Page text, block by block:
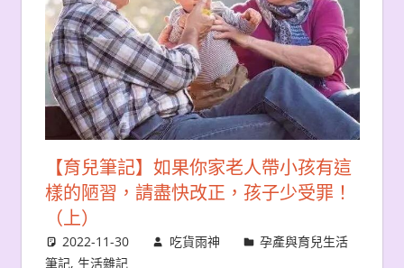
【育兒筆記】如果你家老人帶小孩有這
樣的陋習，請盡快改正，孩子少受罪！
（上）
2022-11-30 吃貨雨神
孕產與育兒生活
筆記, 生活雜記